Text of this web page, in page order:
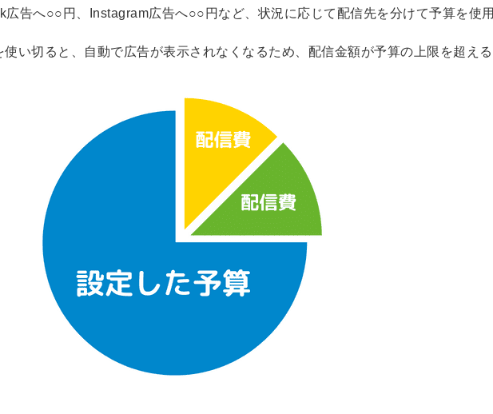
広告へ○○円、Instagram広告へ○○円など、状況に応じて配信先を分けて予算を使
い切ると、自動で広告が表示されなくなるため、配信金額が予算の上限を超え